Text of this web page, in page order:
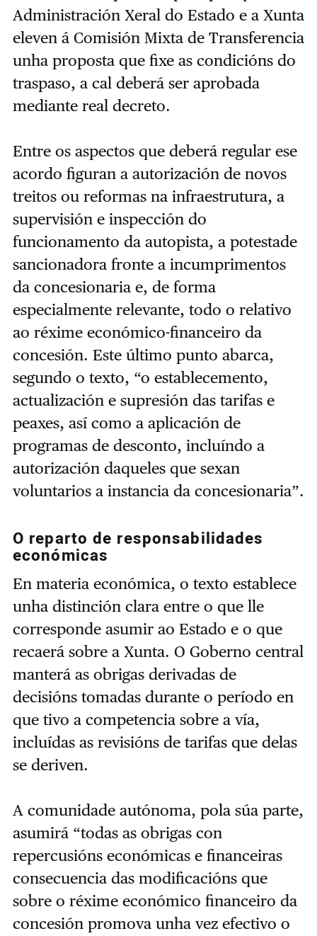
Administración Xeral do Estado e a Xunta
eleven á Comisión Mixta de Transferencia
unha proposta que fixe as condicións do
traspaso, a cal deberá ser aprobada
mediante real decreto.
Entre os aspectos que deberá regular ese
acordo figuran a autorización de novos
treitos ou reformas na infraestrutura, a
supervisión e inspección do
funcionamento da autopista, a potestade
sancionadora fronte a incumprimentos
da concesionaria e, de forma
especialmente relevante, todo o relativo
ao réxime económico-financeiro da
concesión. Este último punto abarca,
segundo o texto, “o establecemento,
actualización e supresión das tarifas e
peaxes, así como a aplicación de
programas de desconto, incluíndo a
autorización daqueles que sexan
voluntarios a instancia da concesionaria”.
O reparto de responsabilidades
económicas
En materia económica, o texto establece
unha distinción clara entre o que lle
corresponde asumir ao Estado e o que
recaerá sobre a Xunta. O Goberno central
manterá as obrigas derivadas de
decisións tomadas durante o período en
que tivo a competencia sobre a vía,
incluídas as revisións de tarifas que delas
se deriven.
A comunidade autónoma, pola súa parte,
asumirá “todas as obrigas con
repercusións económicas e financeiras
consecuencia das modificacións que
sobre o réxime económico financeiro da
concesión promova unha vez efectivo o